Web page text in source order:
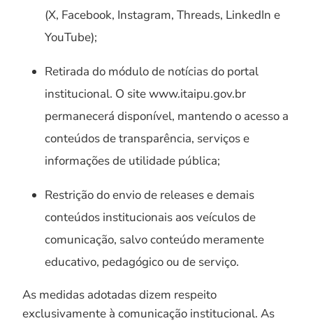
(X, Facebook, Instagram, Threads, LinkedIn e
YouTube);
Retirada do módulo de notícias do portal
institucional. O site www.itaipu.gov.br
permanecerá disponível, mantendo o acesso a
conteúdos de transparência, serviços e
informações de utilidade pública;
Restrição do envio de releases e demais
conteúdos institucionais aos veículos de
comunicação, salvo conteúdo meramente
educativo, pedagógico ou de serviço.
As medidas adotadas dizem respeito
exclusivamente à comunicação institucional. As